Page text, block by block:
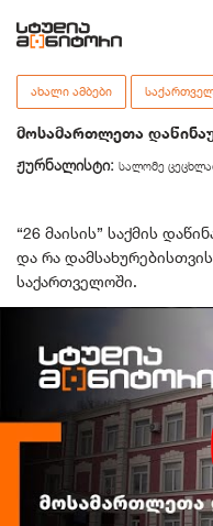
ᲐᲮᲐᲚᲘ ᲐᲛᲑᲔᲑᲘ
მოსამართლეთა
ჟურნალისტი: სალომე
“26 მაისის” საქმის
და რა
საქართველოში.